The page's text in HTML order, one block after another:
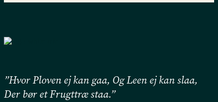
”Hvor Ploven ej kan gaa, Og Leen ej kan slaa,
Der bør et Frugttræ staa.”